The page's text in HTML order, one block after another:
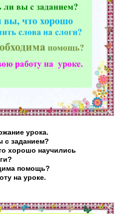
урока.
с заданием?
хорошо научились
помощь?
на уроке.